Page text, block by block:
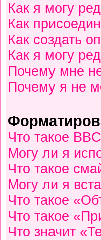
Как я могу
Как
Как создать
Как я могу
Почему мне
Почему я не
Что такое
Могу ли я
Что такое
Могу ли я
Что такое
Что такое
Что значит